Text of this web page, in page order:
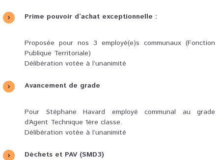
Prime pouvoir d’achat exceptionnelle :
Proposée pour nos 3 employé(e)s communaux (Fonction
Publique Territoriale)
Délibération votée à l’unanimité
Avancement de grade
Pour Stéphane Havard employé communal au grade
d’Agent Technique 1ère classe.
Délibération votée à l’unanimité
Déchets et PAV (SMD3)